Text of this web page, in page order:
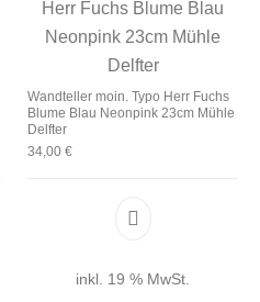
Wandteller moin. Typo Herr Fuchs
Blume Blau Neonpink 23cm Mühle
Delfter
34,00 €
inkl. 19 % MwSt.